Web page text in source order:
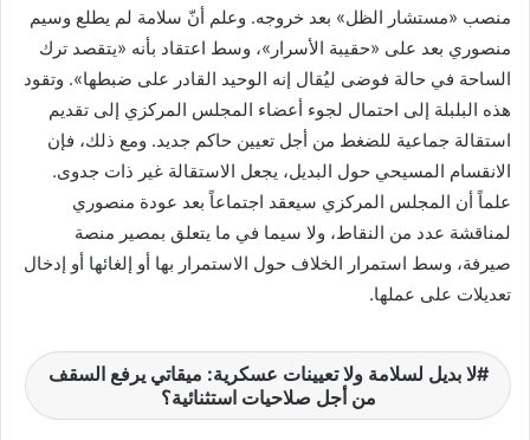
منصب «مستشار الظل» بعد خروجه. وعلم أنّ سلامة لم يطلع وسيم
منصوري بعد على «حقيبة الأسرار»، وسط اعتقاد بأنه «يتقصد ترك
الساحة في حالة فوضى ليُقال إنه الوحيد القادر على ضبطها». وتقود
هذه البلبلة إلى احتمال لجوء أعضاء المجلس المركزي إلى تقديم
استقالة جماعية للضغط من أجل تعيين حاكم جديد. ومع ذلك، فإن
الانقسام المسيحي حول البديل، يجعل الاستقالة غير ذات جدوى.
علماً أن المجلس المركزي سيعقد اجتماعاً بعد عودة منصوري
لمناقشة عدد من النقاط، ولا سيما في ما يتعلق بمصير منصة
صيرفة، وسط استمرار الخلاف حول الاستمرار بها أو إلغائها أو إدخال
تعديلات على عملها.
لا بديل لسلامة ولا تعيينات عسكرية: ميقاتي يرفع السقف
من أجل صلاحيات استثنائية؟